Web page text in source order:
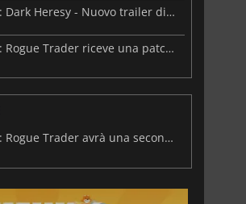
Warhammer 40,000: Dark Heresy - Nuovo trailer di gameplay
Warhammer 40,000: Rogue Trader riceve una patch importante
Warhammer 40.000: Rogue Trader avrà una seconda possibilità su Switch 2